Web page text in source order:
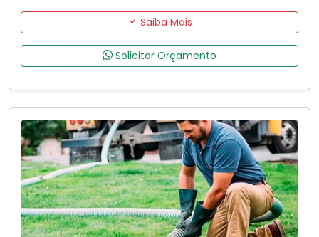
Saiba Mais
Solicitar Orçamento